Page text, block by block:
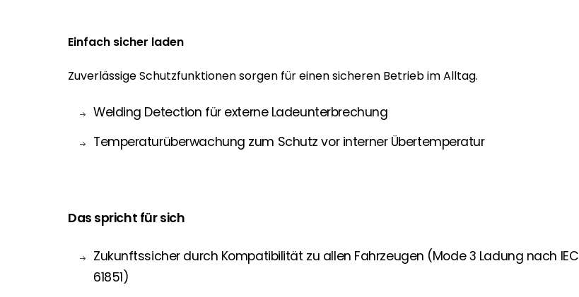
Einfach sicher laden
Zuverlässige Schutzfunktionen sorgen für einen sicheren Betrieb im Alltag.
Welding Detection für externe Ladeunterbrechung
Temperaturüberwachung zum Schutz vor interner Übertemperatur
Das spricht für sich
Zukunftssicher durch Kompatibilität zu allen Fahrzeugen (Mode 3 Ladung nach IEC
61851)